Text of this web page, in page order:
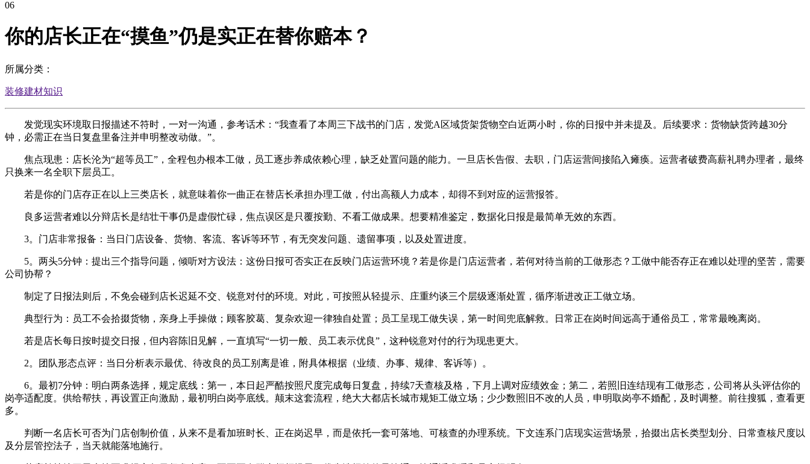
06
你的店长正在“摸鱼”仍是实正在替你赔本？
所属分类：
装修建材知识
发觉现实环境取日报描述不符时，一对一沟通，参考话术：“我查看了本周三下战书的门店，发觉A区域货架货物空白近两小时，你的日报中并未提及。后续要求：货物缺货跨越30分
钟，必需正在当日复盘里备注并申明整改动做。”。
焦点现患：店长沦为“超等员工”，全程包办根本工做，员工逐步养成依赖心理，缺乏处置问题的能力。一旦店长告假、去职，门店运营间接陷入瘫痪。运营者破费高薪礼聘办理者，最终
只换来一名全职下层员工。
若是你的门店存正在以上三类店长，就意味着你一曲正在替店长承担办理工做，付出高额人力成本，却得不到对应的运营报答。
良多运营者难以分辩店长是结壮干事仍是虚假忙碌，焦点误区是只覆按勤、不看工做成果。想要精准鉴定，数据化日报是最简单无效的东西。
3。门店非常报备：当日门店设备、货物、客流、客诉等环节，有无突发问题、遗留事项，以及处置进度。
5。两头5分钟：提出三个指导问题，倾听对方设法：这份日报可否实正在反映门店运营环境？若是你是门店运营者，若何对待当前的工做形态？工做中能否存正在难以处理的坚苦，需要
公司协帮？
制定了日报法则后，不免会碰到店长迟延不交、锐意对付的环境。对此，可按照从轻提示、庄重约谈三个层级逐渐处置，循序渐进改正工做立场。
典型行为：员工不会拾掇货物，亲身上手操做；顾客胶葛、复杂欢迎一律独自处置；员工呈现工做失误，第一时间兜底解救。日常正在岗时间远高于通俗员工，常常最晚离岗。
若是店长每日按时提交日报，但内容陈旧见解，一直填写“一切一般、员工表示优良”，这种锐意对付的行为现患更大。
2。团队形态点评：当日分析表示最优、待改良的员工别离是谁，附具体根据（业绩、办事、规律、客诉等）。
6。最初7分钟：明白两条选择，规定底线：第一，本日起严酷按照尺度完成每日复盘，持续7天查核及格，下月上调对应绩效金；第二，若照旧连结现有工做形态，公司将从头评估你的
岗亭适配度。供给帮扶，再设置正向激励，最初明白岗亭底线。颠末这套流程，绝大大都店长城市规矩工做立场；少少数照旧不改的人员，申明取岗亭不婚配，及时调整。前往搜狐，查看更
多。
判断一名店长可否为门店创制价值，从来不是看加班时长、正在岗迟早，而是依托一套可落地、可核查的办理系统。下文连系门店现实运营场景，拾掇出店长类型划分、日常查核尺度以
及分层管控法子，当天就能落地施行。